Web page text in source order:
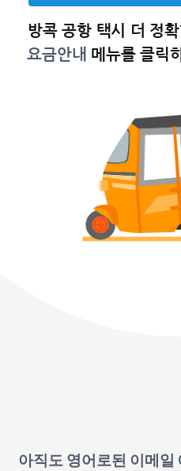
방콕 공항 택시 더 정
요금안내 메뉴를 클릭
아직도 영어로된 이메일